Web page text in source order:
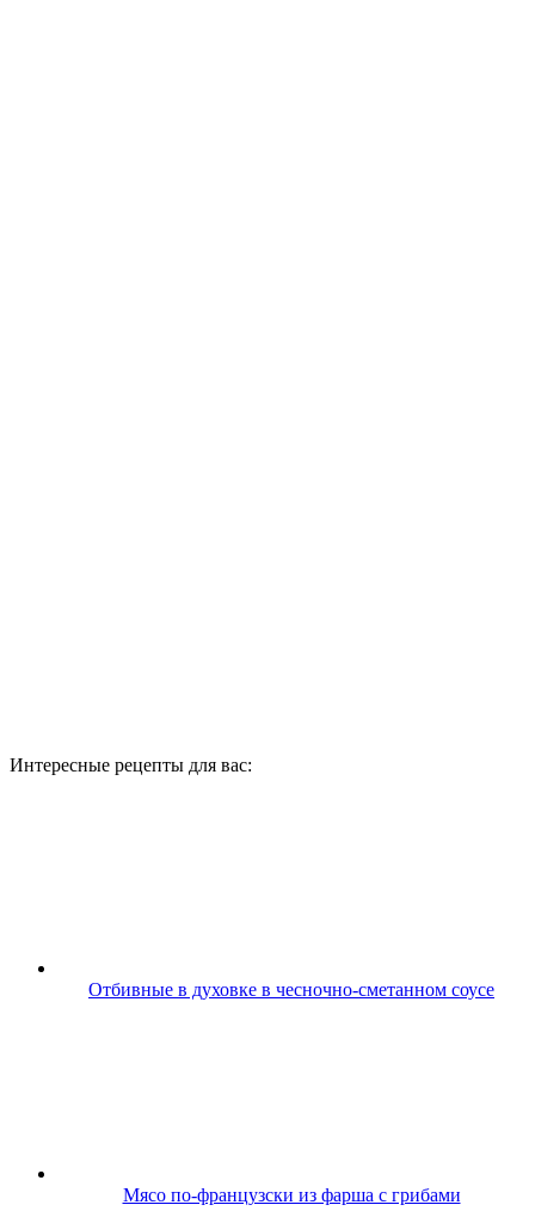
Интересные рецепты для вас:
Отбивные в духовке в чесночно-сметанном соусе
Мясо по-французски из фарша с грибами